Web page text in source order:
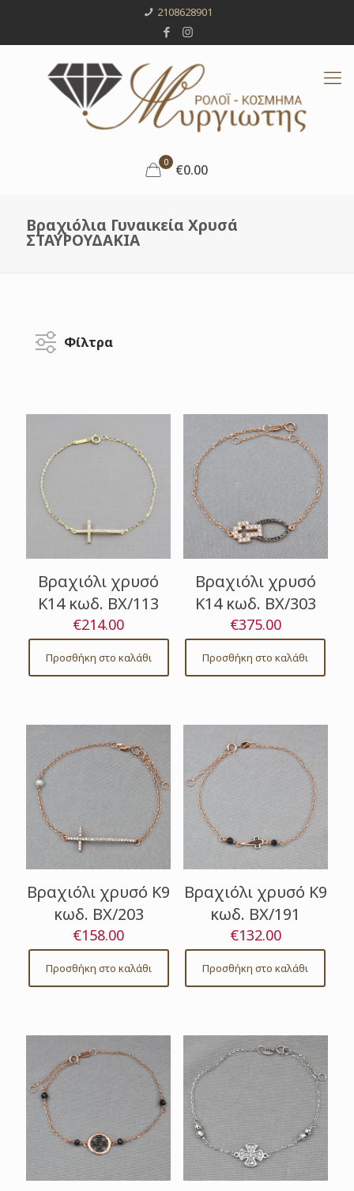
2108628901
0 €0.00
Βραχιόλια Γυναικεία Χρυσά
ΣΤΑΥΡΟΥΔΑΚΙΑ
Φίλτρα
Βραχιόλι χρυσό
Κ14 κωδ. ΒΧ/113
€214.00
Προσθήκη στο καλάθι
Βραχιόλι χρυσό
Κ14 κωδ. ΒΧ/303
€375.00
Προσθήκη στο καλάθι
Βραχιόλι χρυσό Κ9
κωδ. ΒΧ/203
€158.00
Προσθήκη στο καλάθι
Βραχιόλι χρυσό Κ9
κωδ. ΒΧ/191
€132.00
Προσθήκη στο καλάθι